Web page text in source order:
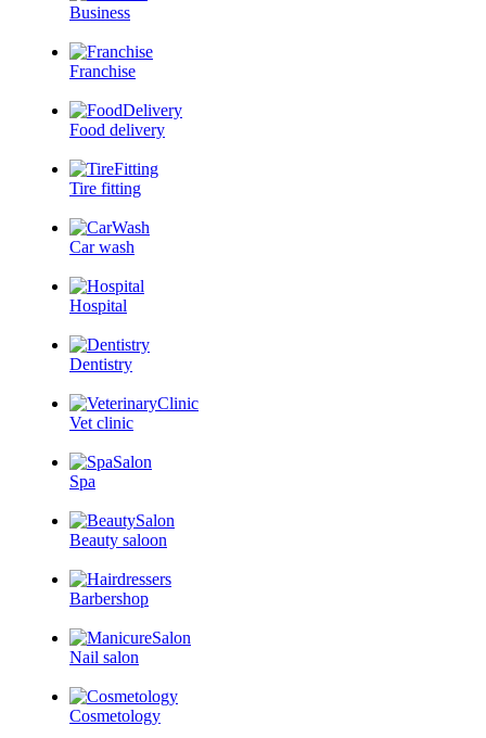
Business
Franchise
Food delivery
Tire fitting
Car wash
Hospital
Dentistry
Vet clinic
Spa
Beauty saloon
Barbershop
Nail salon
Cosmetology